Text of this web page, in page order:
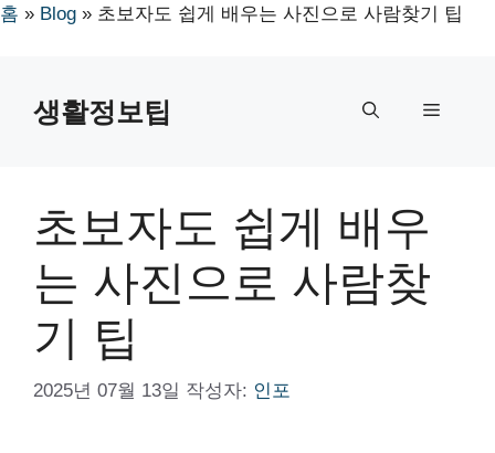
홈 » Blog » 초보자도 쉽게 배우는 사진으로 사람찾기 팁
생활정보팁 메
초보자도 쉽게 배우
는 사진으로 사람찾
기 팁
2025년 07월 13일 작성자: 인포